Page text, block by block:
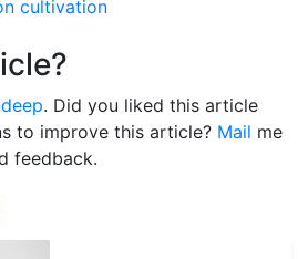
cultivation
. Did you liked this article
to improve this article? Mail me
feedback.